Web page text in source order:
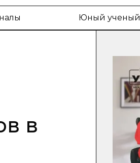
Юный ученый
в